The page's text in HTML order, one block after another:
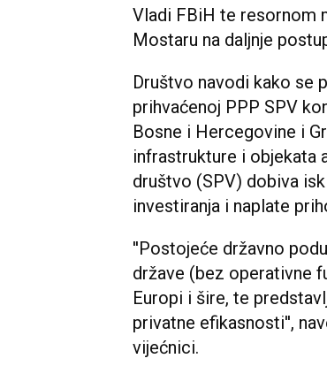
Vladi FBiH te resornom
Mostaru na daljnje
Društvo navodi kako se
prihvaćenoj PPP SPV
Bosne i Hercegovine i
infrastrukture i objekata
društvo (SPV) dobiva
investiranja i naplate
''Postojeće državno
države (bez operativne
Europi i šire, te
privatne efikasnosti'',
vijećnici.